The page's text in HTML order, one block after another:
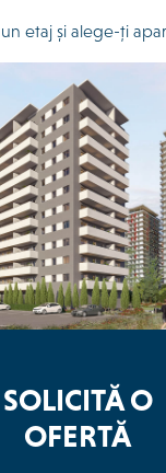
etaj și alege-ți
SOLICITĂ O
OFERTĂ